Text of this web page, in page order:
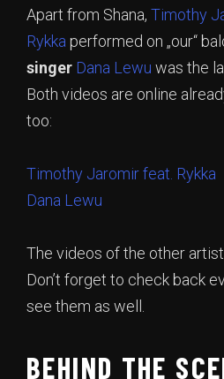
Apart from Shana, Timothy
Rykka performed on „our“
singer Dana Lewu was the
Both videos are online
too:
Timothy Jaromir feat. Rykka
Dana Lewu
The videos of the other
Don’t forget to check back
see them as well.
BEHIND THE